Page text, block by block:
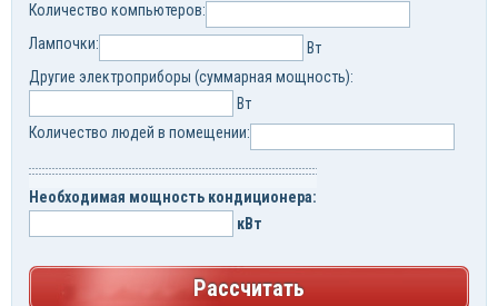
Количество компьютеров:
Лампочки:
Вт
Другие электроприборы (суммарная мощность):
Вт
Количество людей в помещении:
Необходимая мощность кондиционера:
кВт
Рассчитать